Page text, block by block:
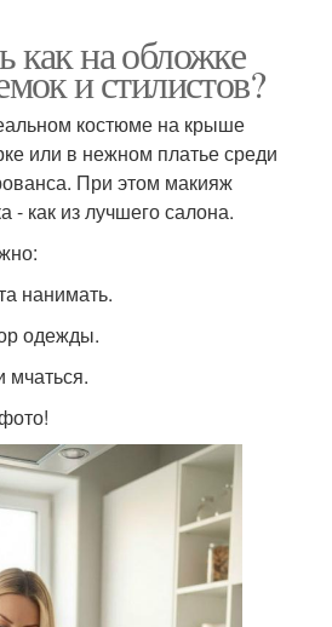
как на обложке
и стилистов?
костюме на крыше
или в нежном платье среди
При этом макияж
- как из лучшего салона.
нанимать.
одежды.
мчаться.